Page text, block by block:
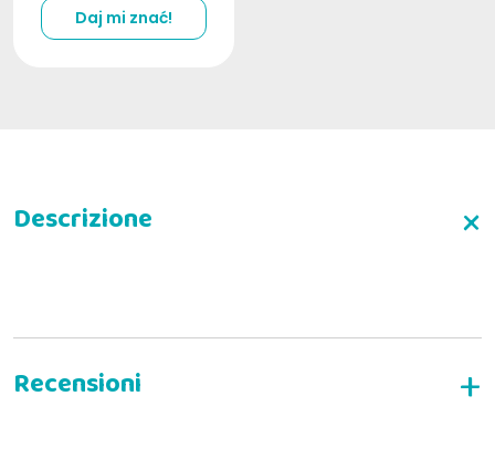
Daj mi znać!